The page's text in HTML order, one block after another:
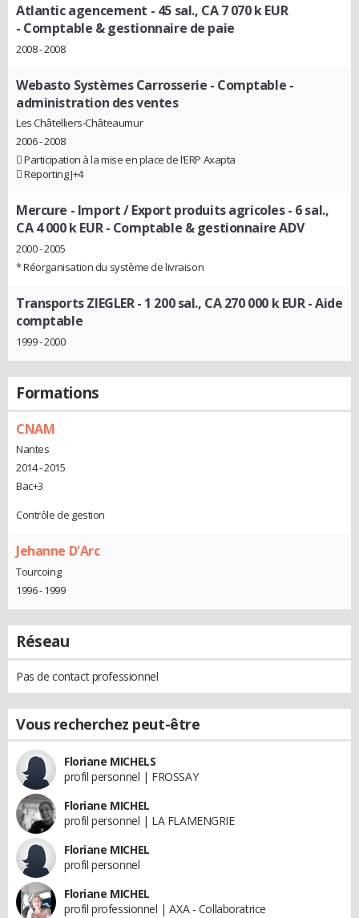
Atlantic agencement - 45 sal., CA 7 070 k EUR
- Comptable & gestionnaire de paie
2008 - 2008
Webasto Systèmes Carrosserie - Comptable -
administration des ventes
Les Châtelliers-Châteaumur
2006 - 2008
 Participation à la mise en place de l’ERP Axapta
 Reporting J+4
Mercure - Import / Export produits agricoles - 6 sal.,
CA 4 000 k EUR- Comptable & gestionnaire ADV
2000 - 2005
* Réorganisation du système de livraison
Transports ZIEGLER - 1 200 sal., CA 270 000 k EUR- Aide
comptable
1999 - 2000
Formations
CNAM
Nantes
2014 - 2015
Bac+3
Contrôle de gestion
Jehanne D'Arc
Tourcoing
1996 - 1999
Réseau
Pas de contact professionnel
Vous recherchez peut-être
Floriane MICHELS
profil personnel | FROSSAY
Floriane MICHEL
profil personnel | LA FLAMENGRIE
Floriane MICHEL
profil personnel
Floriane MICHEL
profil professionnel | AXA - Collaboratrice